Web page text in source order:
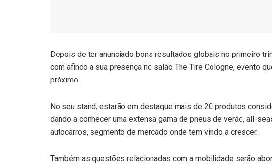
Depois de ter anunciado bons resultados globais no primeiro
com afinco a sua presença no salão The Tire Cologne, evento
próximo.
No seu stand, estarão em destaque mais de 20 produtos
dando a conhecer uma extensa gama de pneus de verão, all-
autocarros, segmento de mercado onde tem vindo a crescer.
Também as questões relacionadas com a mobilidade serão